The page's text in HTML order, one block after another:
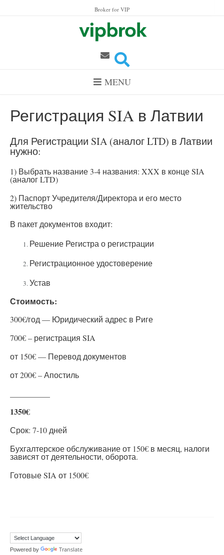
Broker for VIP
MENU
Регистрация SIA в Латвии
Для Регистрации SIA (аналог LTD) в Латвии
нужно:
1) Выбрать название 3-4 названия: XXX в конце SIA
(аналог LTD)
2) Паспорт Учредителя/Директора и его место
жительство
В пакет документов входит:
Решение Регистра о регистрации
Регистрационное удостоверение
Устав
Стоимость:
300€/год — Юридический адрес в Риге
700€ – регистрация SIA
от 150€ — Перевод документов
от 200€ – Апостиль
1350€
Срок: 7-10 дней
Бухгалтерское обслуживание от 150€ в месяц, налоги
зависят от деятельности, оборота.
Готовые SIA от 1500€
Powered by Translate